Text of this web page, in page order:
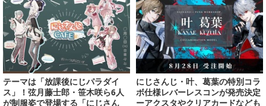
テーマは「放課後にじパラダイ
ス」！弦月藤士郎・笹木咲ら6人
が制服姿で登場する「にじさん
にじさんじ・叶、葛葉の特別コラ
ボ仕様レバーレスコンが発売決定
ーアクスタやクリアカードなども